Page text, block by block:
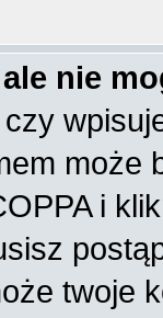
nie
może
i
twoje